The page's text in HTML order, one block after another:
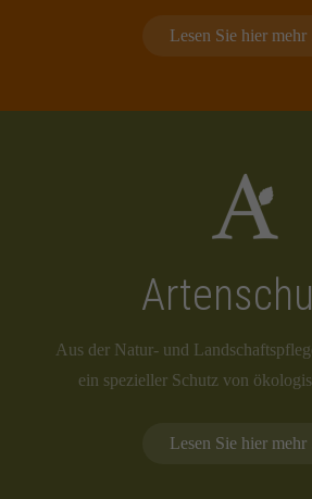
Lesen Sie hier mehr
Aus der Natur- und
ein spezieller Schutz von
Lesen Sie hier mehr